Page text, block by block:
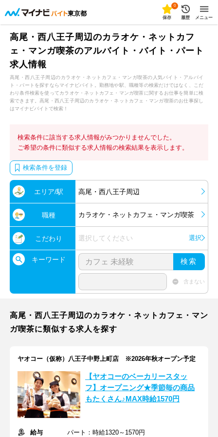
東京都
0
保存 履歴 メニュー
高尾・西八王子周辺のカラオケ・ネットカフ
ェ・マンガ喫茶のアルバイト・バイト・パート
求人情報
高尾・西八王子周辺のカラオケ・ネットカフェ・マンガ喫茶の人気バイト・アルバイ
ト・パートを探すならマイナビバイト。勤務地や駅、職種等の検索だけではなく、こだ
わり条件検索を使ってカラオケ・ネットカフェ・マンガ喫茶に関するお仕事を簡単に検
索できます。高尾・西八王子周辺のカラオケ・ネットカフェ・マンガ喫茶のお仕事探し
はマイナビバイトで検索！
検索条件に該当する求人情報がみつかりませんでした。
ご希望の条件に類似する求人情報の検索結果を表示します。
検索条件を登録
エリア/駅 高尾・西八王子周辺
職種 カラオケ・ネットカフェ・マンガ喫茶
こだわり 選択してください 選択
キーワード 検索
含まない
高尾・西八王子周辺のカラオケ・ネットカフェ・マン
ガ喫茶に類似する求人を探す
ヤオコー（仮称）八王子中野上町店 ※2026年秋オープン予定
【ヤオコーのベーカリースタッ
フ】オープニング★季節毎の商品
もたくさん♪MAX時給1570円
給与
パート：時給1320～1570円